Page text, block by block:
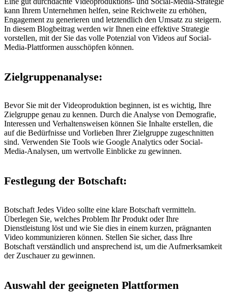
kann Ihrem Unternehmen helfen, seine Reichweite zu erhöhen,
Engagement zu generieren und letztendlich den Umsatz zu steigern.
In diesem Blogbeitrag werden wir Ihnen eine effektive Strategie
vorstellen, mit der Sie das volle Potenzial von Videos auf Social-
Media-Plattformen ausschöpfen können.
Zielgruppenanalyse:
Bevor Sie mit der Videoproduktion beginnen, ist es wichtig, Ihre
Zielgruppe genau zu kennen. Durch die Analyse von Demografie,
Interessen und Verhaltensweisen können Sie Inhalte erstellen, die
auf die Bedürfnisse und Vorlieben Ihrer Zielgruppe zugeschnitten
sind. Verwenden Sie Tools wie Google Analytics oder Social-
Media-Analysen, um wertvolle Einblicke zu gewinnen.
Festlegung der Botschaft:
Botschaft Jedes Video sollte eine klare Botschaft vermitteln.
Überlegen Sie, welches Problem Ihr Produkt oder Ihre
Dienstleistung löst und wie Sie dies in einem kurzen, prägnanten
Video kommunizieren können. Stellen Sie sicher, dass Ihre
Botschaft verständlich und ansprechend ist, um die Aufmerksamkeit
der Zuschauer zu gewinnen.
Auswahl der geeigneten Plattformen